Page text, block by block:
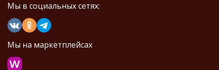
Мы в социальных сетях:
Мы на маркетплейсах